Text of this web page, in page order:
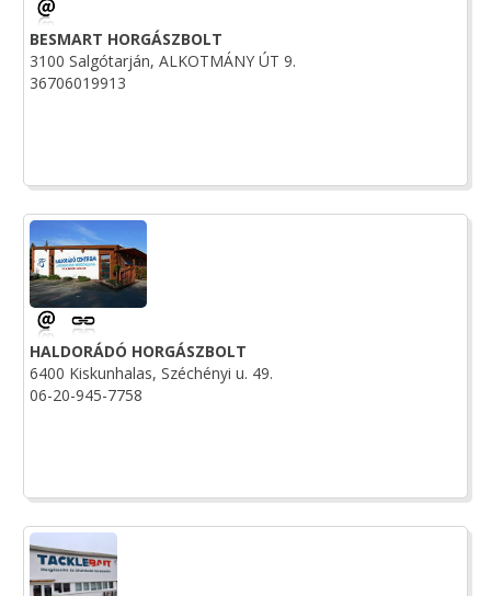
BESMART HORGÁSZBOLT
3100 Salgótarján, ALKOTMÁNY ÚT 9.
36706019913
HALDORÁDÓ HORGÁSZBOLT
6400 Kiskunhalas, Széchényi u. 49.
06-20-945-7758